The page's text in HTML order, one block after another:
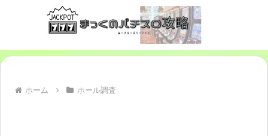
ホーム ホール調査